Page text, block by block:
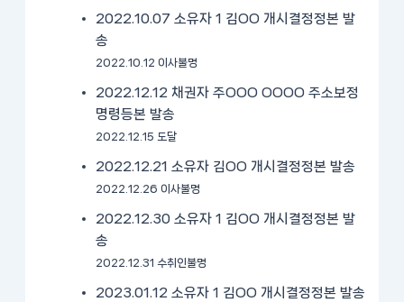
2022.10.07 소유자 1 김OO 개시결정정본 발
송
2022.10.12 이사불명
2022.12.12 채권자 주OOO OOOO 주소보정
명령등본 발송
2022.12.15 도달
2022.12.21 소유자 김OO 개시결정정본 발송
2022.12.26 이사불명
2022.12.30 소유자 1 김OO 개시결정정본 발
송
2022.12.31 수취인불명
2023.01.12 소유자 1 김OO 개시결정정본 발송